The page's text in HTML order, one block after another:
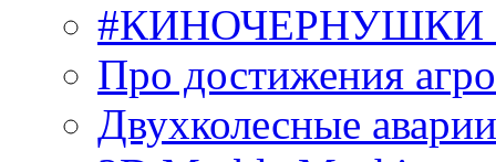
#КИНОЧЕРНУШКИ
Про достижения
Двухколесные